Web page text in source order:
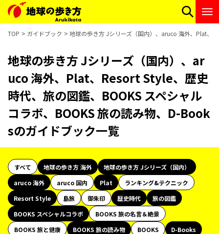
TOP ガイドブック 地球の歩き方 Jシリーズ（国内）、aruco 海外、Plat、
地球の歩き方 Jシリーズ（国内）、ar
uco 海外、Plat、Resort Style、歴史
時代、旅の図鑑、BOOKS スペシャル
コラボ、BOOKS 旅の読み物、D-Book
sのガイドブック一覧
すべて 地球の歩き方 海外
地球の歩き方 Jシリーズ（国内）
aruco 海外
aruco 国内 Plat
ランキング&テクニック
Resort Style
島旅 御朱印 歴史時代
旅の図鑑
BOOKS スペシャルコラボ
BOOKS 旅の名言＆絶景
BOOKS 旅と健康
BOOKS 旅の読み物 BOOKS
D-Books